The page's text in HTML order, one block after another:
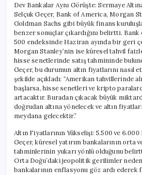
Dev Bankalar Aynı Görüşte: Sermaye
Selçuk Geçer, Bank of America, Morgan
Goldman Sachs gibi büyük finans
benzer sonuçlar çıkardığını belirtti. Bank
500 endeksinde Haziran ayında bir geri
Morgan Stanley’nin ise küresel tahvil
hisse senetlerinde satış tahmininde
Geçer, bu durumun altın fiyatlarını nasıl
şekilde açıkladı: “Amerikan tahvillerinde
başlarsa, hisse senetleri ve kripto
artacaktır. Buradan çıkacak büyük
doğrudan altına yönelecek ve altın
meydana gelecektir.”
Altın Fiyatlarının Yükselişi: 5.500 ve
Geçer, küresel yatırım bankalarının orta
tahminlerinin yukarı yönlü olduğunu
Orta Doğu’daki jeopolitik gerilimler
bankalarının enflasyonu göz ardı